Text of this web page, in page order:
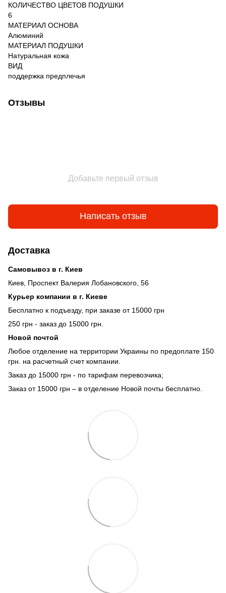
КОЛИЧЕСТВО ЦВЕТОВ ПОДУШКИ
6
МАТЕРИАЛ ОСНОВА
Алюминий
МАТЕРИАЛ ПОДУШКИ
Натуральная кожа
ВИД
поддержка предплечья
Отзывы
Добавьте первый отзыв
Написать отзыв
Доставка
Самовывоз в г. Киев
Киев, Проспект Валерия Лобановского, 56
Курьер компании в г. Киеве
Бесплатно к подъезду, при заказе от 15000 грн
250 грн - заказ до 15000 грн.
Новой почтой
Любое отделение на территории Украины по предоплате 150
грн. на расчетный счет компании.
Заказ до 15000 грн - по тарифам перевозчика;
Заказ от 15000 грн – в отделение Новой почты бесплатно.